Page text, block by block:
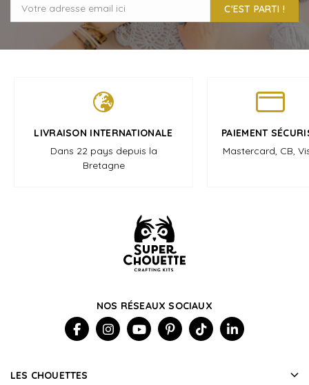
C'EST PARTI !
LIVRAISON INTERNATIONALE
Dans 22 pays depuis la
Bretagne
PAIEMENT
Mastercard, CB,
NOS RÉSEAUX SOCIAUX
LES CHOUETTES